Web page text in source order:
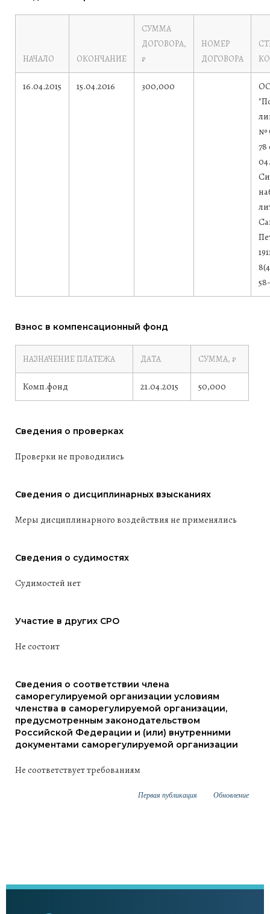
НАЧАЛО ОКОНЧАНИЕ
СУММА
ДОГОВОРА,
₽
НОМЕР
ДОГОВОРА
16.04.2015 15.04.2016 300,000
№
78
Взнос в компенсационный фонд
НАЗНАЧЕНИЕ ПЛАТЕЖА ДАТА СУММА, ₽
Комп.фонд 21.04.2015 50,000
Сведения о проверках
Проверки не проводились
Сведения о дисциплинарных взысканиях
Меры дисциплинарного воздействия не применялись
Сведения о судимостях
Судимостей нет
Участие в других СРО
Не состоит
Сведения о соответствии члена
саморегулируемой организации условиям
членства в саморегулируемой организации,
предусмотренным законодательством
Российской Федерации и (или) внутренними
документами саморегулируемой организации
Не соответствует требованиям
Первая публикация Обновление